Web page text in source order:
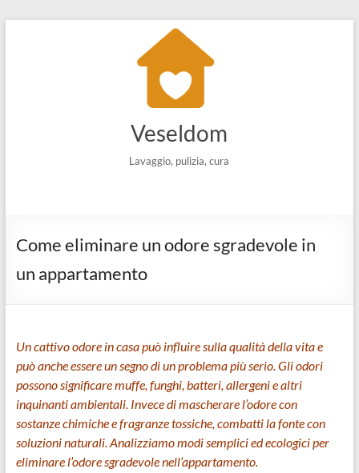
Veseldom
Lavaggio, pulizia, cura
Come eliminare un odore sgradevole in
un appartamento
Un cattivo odore in casa può influire sulla qualità della vita e
può anche essere un segno di un problema più serio. Gli odori
possono significare muffe, funghi, batteri, allergeni e altri
inquinanti ambientali. Invece di mascherare l’odore con
sostanze chimiche e fragranze tossiche, combatti la fonte con
soluzioni naturali. Analizziamo modi semplici ed ecologici per
eliminare l’odore sgradevole nell’appartamento.